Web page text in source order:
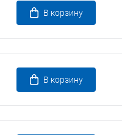
В корзину
В корзину